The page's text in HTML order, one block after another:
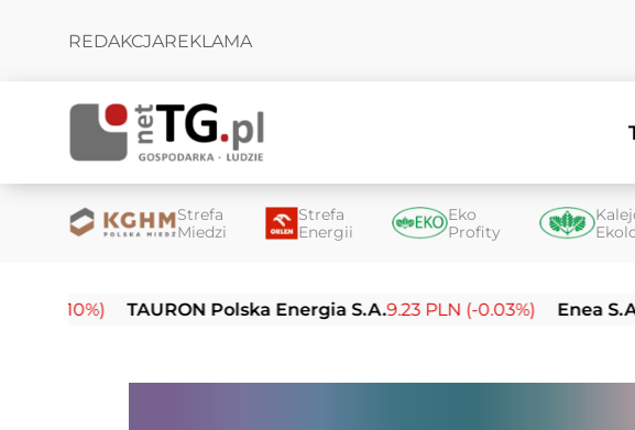
REDAKCJAREKLAMA
Strefa
Miedzi
Strefa
Energii
Eko
Profity
TAURON Polska Energia S.A.9.23 PLN (-0.03%) Enea S.A.20.42